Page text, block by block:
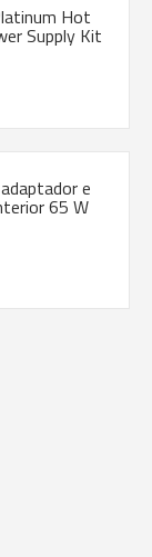
Hot
Supply Kit
e
65 W